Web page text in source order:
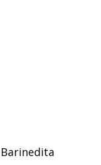
Barinedita